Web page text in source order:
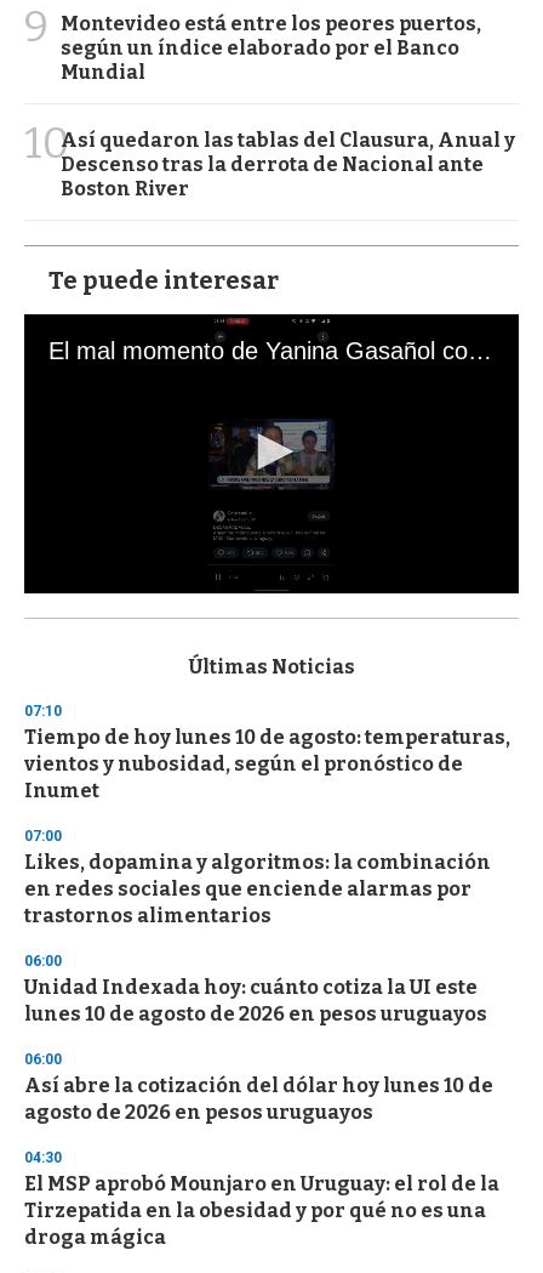
9
Montevideo está entre los peores puertos,
según un índice elaborado por el Banco
Mundial
10Así quedaron las tablas del Clausura, Anual y
Descenso tras la derrota de Nacional ante
Boston River
Te puede interesar
El mal momento de Yanina Gasañol con un hincha argentino en "Subrayado"
s
d
s
o
f
3
s
e
c
o
n
s
Últimas Noticias
07:10
Tiempo de hoy lunes 10 de agosto: temperaturas,
vientos y nubosidad, según el pronóstico de
Inumet
07:00
Likes, dopamina y algoritmos: la combinación
en redes sociales que enciende alarmas por
trastornos alimentarios
06:00
Unidad Indexada hoy: cuánto cotiza la UI este
lunes 10 de agosto de 2026 en pesos uruguayos
06:00
Así abre la cotización del dólar hoy lunes 10 de
agosto de 2026 en pesos uruguayos
04:30
El MSP aprobó Mounjaro en Uruguay: el rol de la
Tirzepatida en la obesidad y por qué no es una
droga mágica